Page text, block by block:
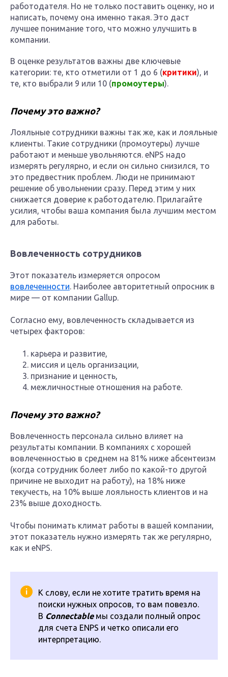
работодателя. Но не только поставить оценку, но и
написать, почему она именно такая. Это даст
лучшее понимание того, что можно улучшить в
компании.
В оценке результатов важны две ключевые
категории: те, кто отметили от 1 до 6 (критики), и
те, кто выбрали 9 или 10 (промоутеры).
Почему это важно?
Лояльные сотрудники важны так же, как и лояльные
клиенты. Такие сотрудники (промоутеры) лучше
работают и меньше увольняются. eNPS надо
измерять регулярно, и если он сильно снизился, то
это предвестник проблем. Люди не принимают
решение об увольнении сразу. Перед этим у них
снижается доверие к работодателю. Прилагайте
усилия, чтобы ваша компания была лучшим местом
для работы.
Вовлеченность сотрудников
Этот показатель измеряется опросом
вовлеченности. Наиболее авторитетный опросник в
мире — от компании Gallup.
Согласно ему, вовлеченность складывается из
четырех факторов:
карьера и развитие,
миссия и цель организации,
признание и ценность,
межличностные отношения на работе.
Почему это важно?
Вовлеченность персонала сильно влияет на
результаты компании. В компаниях с хорошей
вовлеченностью в среднем на 81% ниже абсентеизм
(когда сотрудник болеет либо по какой-то другой
причине не выходит на работу), на 18% ниже
текучесть, на 10% выше лояльность клиентов и на
23% выше доходность.
Чтобы понимать климат работы в вашей компании,
этот показатель нужно измерять так же регулярно,
как и eNPS.
К слову, если не хотите тратить время на
поиски нужных опросов, то вам повезло.
В Connectableмы создали полный опрос
для счета ENPS и четко описали его
интерпретацию.